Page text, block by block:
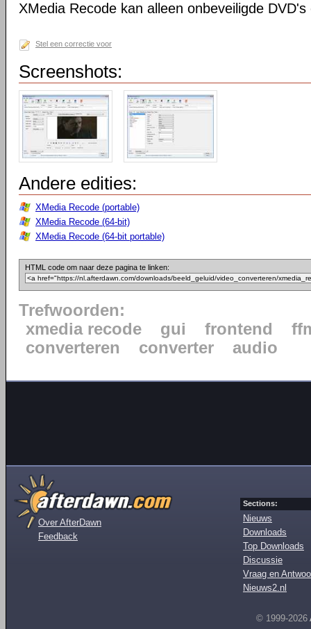
XMedia Recode kan alleen onbeveiligde
Stel een correctie voor
Screenshots:
Andere edities:
XMedia Recode (portable)
XMedia Recode (64-bit)
XMedia Recode (64-bit portable)
HTML code om naar deze pagina te linken:
Trefwoorden:
xmedia recode
gui frontend
converteren
converter audio
Over AfterDawn
Feedback
Sections:
Nieuws
Downloads
Top Downloads
Discussie
Vraag en
Nieuws2.nl
© 1999-2026